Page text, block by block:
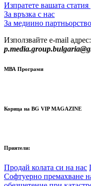
Изпратете вашата статия
За връзка с нас
За медиино партньорство
Използвайте e-mail адрес:
МВА Програми
Корица на BG VIP MAGAZINE
Приятели:
Продай колата си на нас
Софтуерно премахване